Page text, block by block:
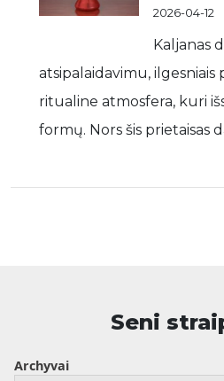
2026-04-12
Kaljanas
atsipalaidavimu, ilgesniais
ritualine atmosfera, kuri
formų. Nors šis prietaisas
Seni
Archyvai